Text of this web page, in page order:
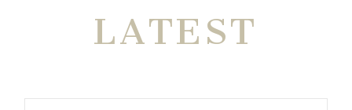
LATEST